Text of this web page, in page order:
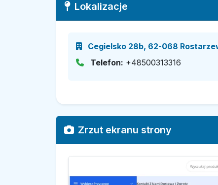
Lokalizacje
Cegielsko 28b, 62-068
Telefon: +48500313316
Zrzut ekranu strony